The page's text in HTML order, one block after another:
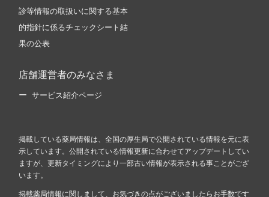
診等情報の取扱いに関する基本
的指針に係るチェックシート結
果の公表
店舗運営者のみなさま
サービス紹介ページ
掲載している薬局情報は、全国の厚生局で公開されている情報を元に表
示しています。公開されている情報更新に合わせてアップデートしてい
ますが、更新タイミングにより一部古い情報が表示される事ことがござ
います。
掲載薬局情報に関しまして、お気づきの点がございましたらお手数です